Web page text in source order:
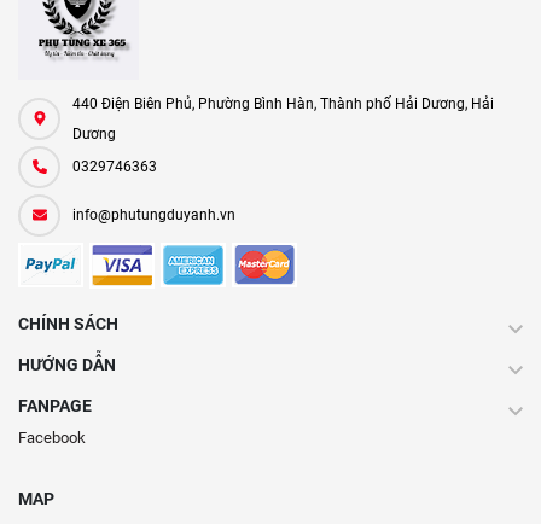
440 Điện Biên Phủ, Phường Bình Hàn, Thành phố Hải Dương, Hải
Dương
0329746363
info@phutungduyanh.vn
CHÍNH SÁCH
HƯỚNG DẪN
FANPAGE
Facebook
MAP